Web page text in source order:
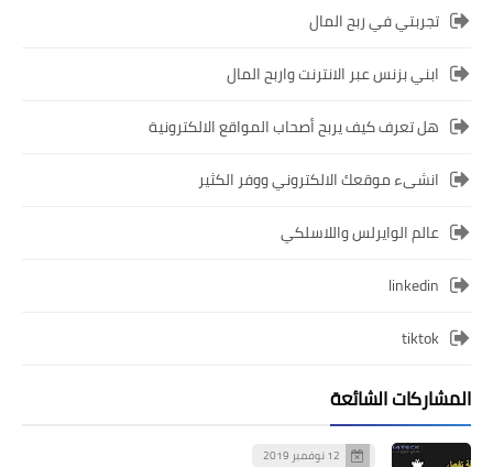
تجربتي في ربح المال
ابني بزنس عبر الانترنت واربح المال
هل تعرف كيف يربح أصحاب المواقع الالكترونية
انشىء موقعك الالكتروني ووفر الكثير
عالم الوايرلس واللاسلكي
linkedin
tiktok
المشاركات الشائعة
12 نوفمبر 2019